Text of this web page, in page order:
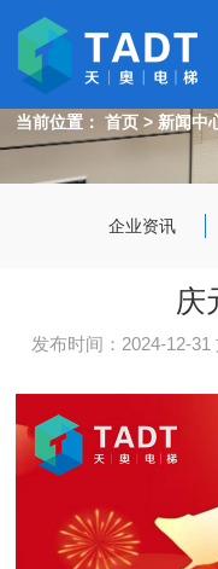
天奥电梯-动静
TIANAO - STATIC AND
当前位置：首页 > 新闻中
企业资讯
庆
发布时间：2024-12-31